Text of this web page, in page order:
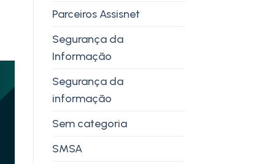
Parceiros Assisnet
Segurança da
Informação
Segurança da
informação
Sem categoria
SMSA